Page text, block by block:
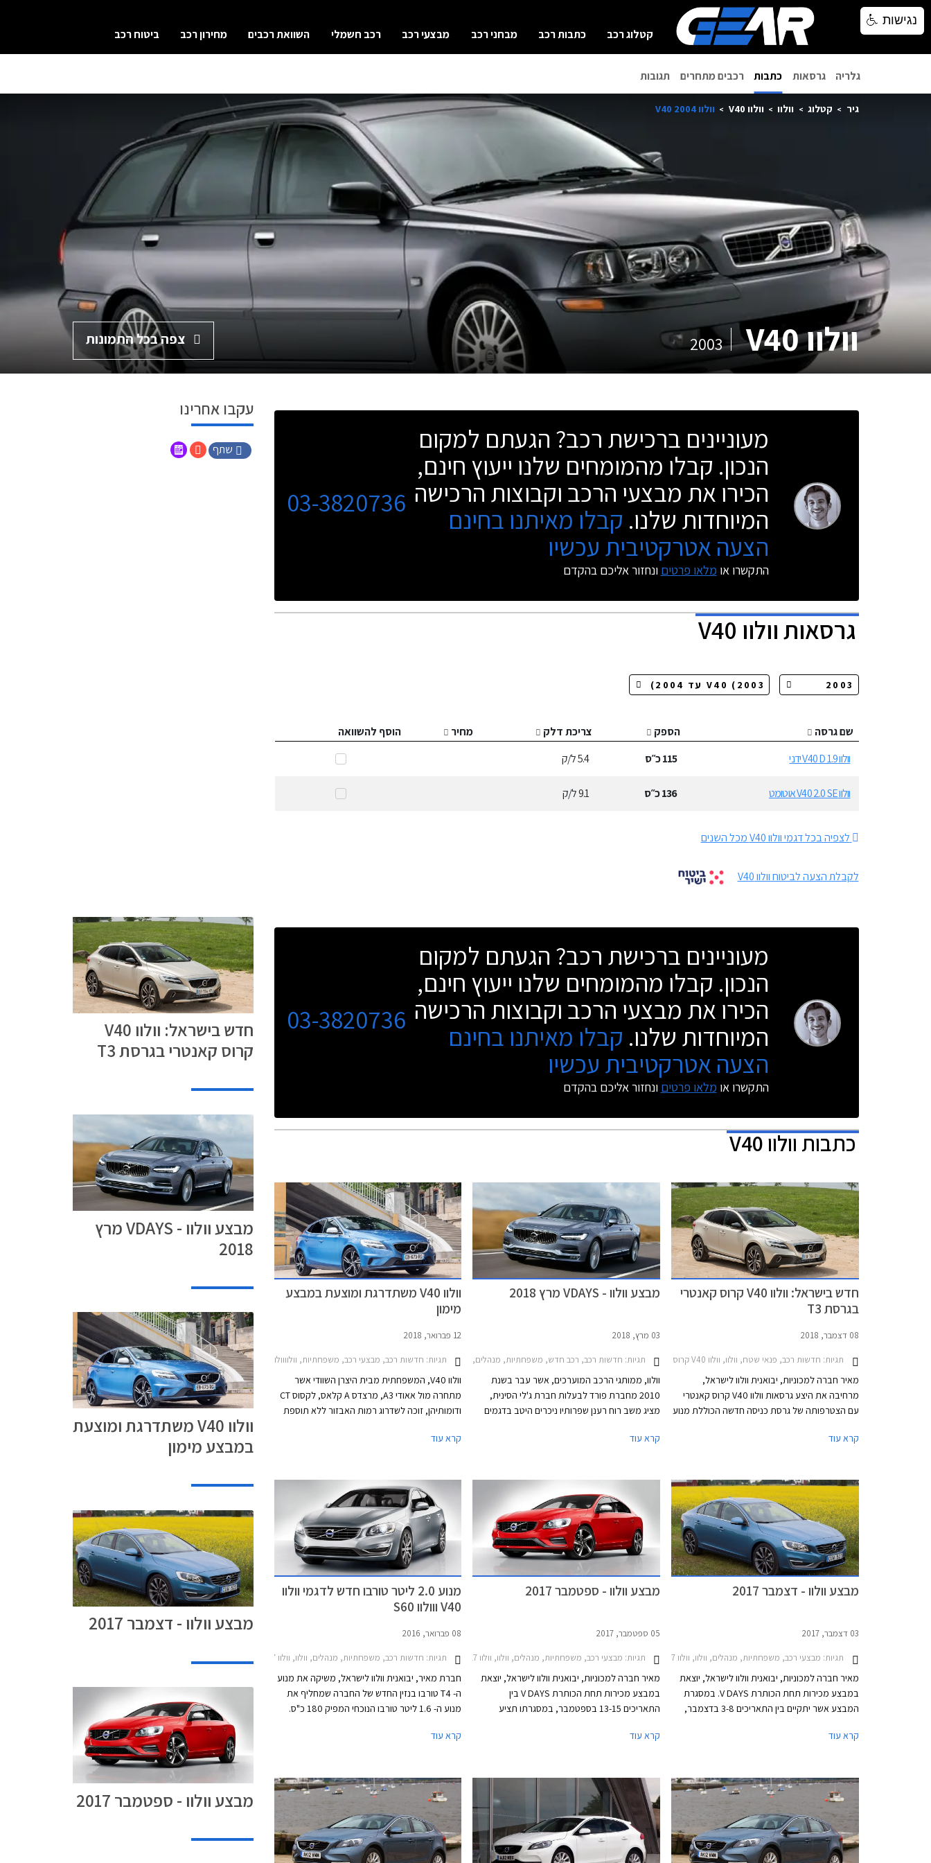
קטלוג רכב כתבות רכב מבחני רכב מבצעי רכב רכב חשמלי השוואת רכבים מחירון רכב ביטוח רכב
גלריה גרסאות כתבות רכבים מתחרים תגובות
גיר קטלוג וולוו וולוו V40 וולוו V40 2004
וולוו V40 2003 צפה בכל התמונות
מעוניינים ברכישת רכב? הגעתם למקום
הנכון. קבלו מהמומחים שלנו ייעוץ חינם,
הכירו את מבצעי הרכב וקבוצות הרכישה
המיוחדות שלנו. קבלו מאיתנו בחינם
הצעה אטרקטיבית עכשיו
התקשרו או מלאו פרטים ונחזור אליכם בהקדם
03-3820736
גרסאותוולוו V40
שם גרסה הספק צריכת דלק מחיר
הוסף להשוואה
וולוו V40 D 1.9 ידני
115כ״ס 5.4ל/ק
וולוו V40 2.0 SE אוטומט 136כ״ס 9.1ל/ק
לצפיה בכל דגמי וולוו V40 מכל השנים
לקבלת הצעה לביטוח וולוו V40
עקבו אחרינו
שתף
מעוניינים ברכישת רכב? הגעתם למקום
הנכון. קבלו מהמומחים שלנו ייעוץ חינם,
הכירו את מבצעי הרכב וקבוצות הרכישה
המיוחדות שלנו. קבלו מאיתנו בחינם
הצעה אטרקטיבית עכשיו
התקשרו או מלאו פרטים ונחזור אליכם בהקדם
03-3820736
כתבותוולוו V40
חדש בישראל: וולוו V40 קרוס קאנטרי
בגרסת T3
08 דצמבר, 2018
תגיות: חדשות רכב, פנאי שטח, וולוו, וולוו V40 קרוס קאנטרי 2017-2019מחירון רכב
מאיר חברה למכוניות, יבואנית וולוו לישראל,
מרחיבה את היצע גרסאות וולוו V40 קרוס קאנטרי
עם הצטרפותה של גרסת כניסה חדשה הכוללת מנוע
של 210 קמ"ש.
קרא עוד
מבצע וולוו - VDAYS מרץ 2018
03 מרץ, 2018
תגיות: חדשות רכב, רכב חדש, משפחתיות, מנהלים, יוקרה, פנאי שטח, וולוו, וולוו V40 2017-2019, וולוו S60 2014-2019, וולוו XC60 2017-2021, וולוו XC90 2015-2025וולוו S90 2016-2024
וולוו, ממותגי הרכב המוערכים, אשר עבר בשנת
2010 מחברת פורד לבעלות חברת ג'לי הסינית,
מציג משב רוח רענן שפרותיו ניכרים היטב בדגמים
XC40 (הצפוי להגיע אלינו בחודש הבא) וכן הרכבים
היצרנית להציג את מחליפת S60 המזדקנת
ומחליפת V40. ללא ספק עובר היצרן שינוי מהותי
ומוצלח בתקופה קצרה ומציג דגמים ההופכים
למובילים בקטגוריות הרכב השונות. ניתן לייחס חלק
מההצלחה לעובדה שבעלת הבית החדשה השאירה
לוולוו עצמאות בתכנון דגמים חדשים תוך סיוע במימון
פרויקטים המצריכים השקעות הון גדולות.
קרא עוד
וולוו V40 משתדרגת ומוצעת במבצע
מימון
12 פברואר, 2018
תגיות: חדשות רכב, מבצעי רכב, משפחתיות, וולוווולוו V40 2017-2019
וולוו V40, המשפחתית מבית היצרן השוודי אשר
מתחרה מול אאודי A3, מרצדס A קלאס, לקסוס CT
ודומותיהן, זוכה לשדרוג רמות האבזור ללא תוספת
מוצע הדגם במבצע מימון ללא ריבית.
קרא עוד
מבצע וולוו - דצמבר 2017
03 דצמבר, 2017
תגיות: מבצעי רכב, משפחתיות, מנהלים, וולוו, וולוו V40 2013-2017, וולוו S60 2014-2019מבצע וולבו דצמבר 2017
מאיר חברה למכוניות, יבואנית וולוו לישראל, יוצאת
במבצע מכירות תחת הכותרת V DAYS. במסגרת
המבצע אשר יתקיים בין התאריכים 3-8 בדצמבר,
נוחים, ומסלולי טרייד-אין. המבצע חל על דגמי וולוו
קרא עוד
מבצע וולוו - ספטמבר 2017
05 ספטמבר, 2017
תגיות: מבצעי רכב, משפחתיות, מנהלים, וולוו, וולוו V40 2013-2017, וולוו S60 2014-2019מבצע וולוו ספטמבר 2017
מאיר חברה למכוניות, יבואנית וולוו לישראל, יוצאת
במבצע מכירות תחת הכותרת V DAYS בין
התאריכים 13-15 בספטמבר, במסגרתו תציע
קרא עוד
מנוע 2.0 ליטר טורבו חדש לדגמי וולוו
V40 ווולוו S60
08 פברואר, 2016
תגיות: חדשות רכב, משפחתיות, מנהלים, וולוו, וולוו V40 2013-2017וולוו S60 2014-2019
חברת מאיר, יבואנית וולוו לישראל, משיקה את מנוע
ה- T4 טורבו בנזין החדש של החברה שמחליף את
מנוע ה- 1.6 ליטר טורבו הנוכחי המפיק 180 כ"ס.
ששודכה למנוע ה- 1.6 ליטר היוצא.
קרא עוד
חדש בישראל: וולוו V40
קרוס קאנטרי בגרסת T3
מבצע וולוו - VDAYS מרץ
2018
וולוו V40 משתדרגת ומוצעת
במבצע מימון
מבצע וולוו - דצמבר 2017
מבצע וולוו - ספטמבר 2017
נגישות
נגישות